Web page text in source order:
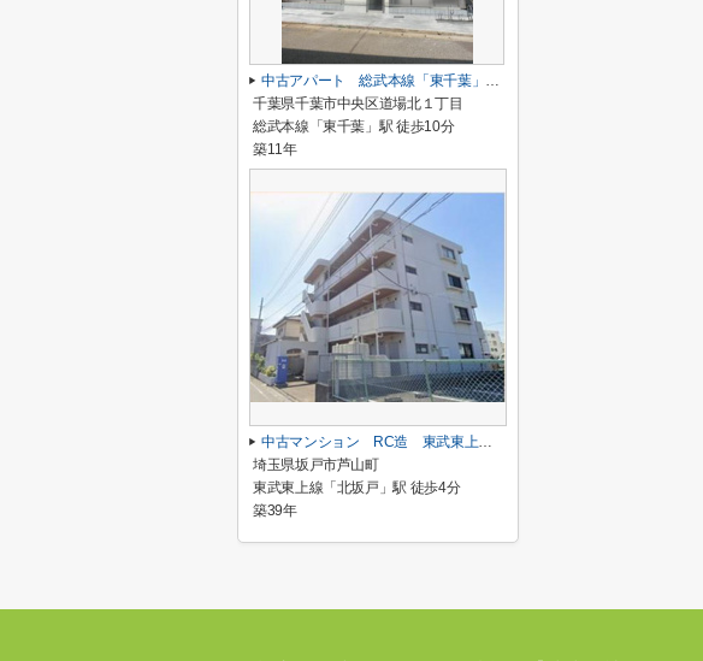
中古アパート 総武本線「東千葉」 徒歩10分 表面6.76％
千葉県千葉市中央区道場北１丁目
総武本線「東千葉」駅 徒歩10分
築11年
中古マンション RC造 東武東上線「北坂戸」駅 徒歩４分
埼玉県坂戸市芦山町
東武東上線「北坂戸」駅 徒歩4分
築39年